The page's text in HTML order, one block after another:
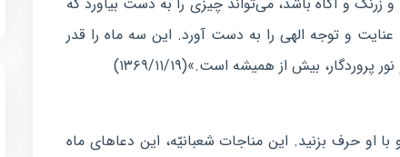
و توجه الهی را به دست آورد. این سه ماه را قدر
بیش از همیشه است.»(۱۳۶۹/۱۱/۱۹)
او حرف بزنید. این مناجات شعبانیّه، این دعاهای ماه